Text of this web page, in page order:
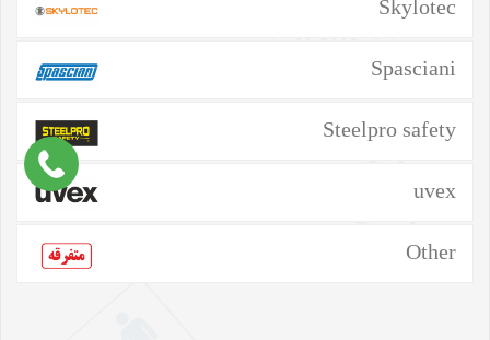
Skylotec
Spasciani
Steelpro safety
uvex
Other